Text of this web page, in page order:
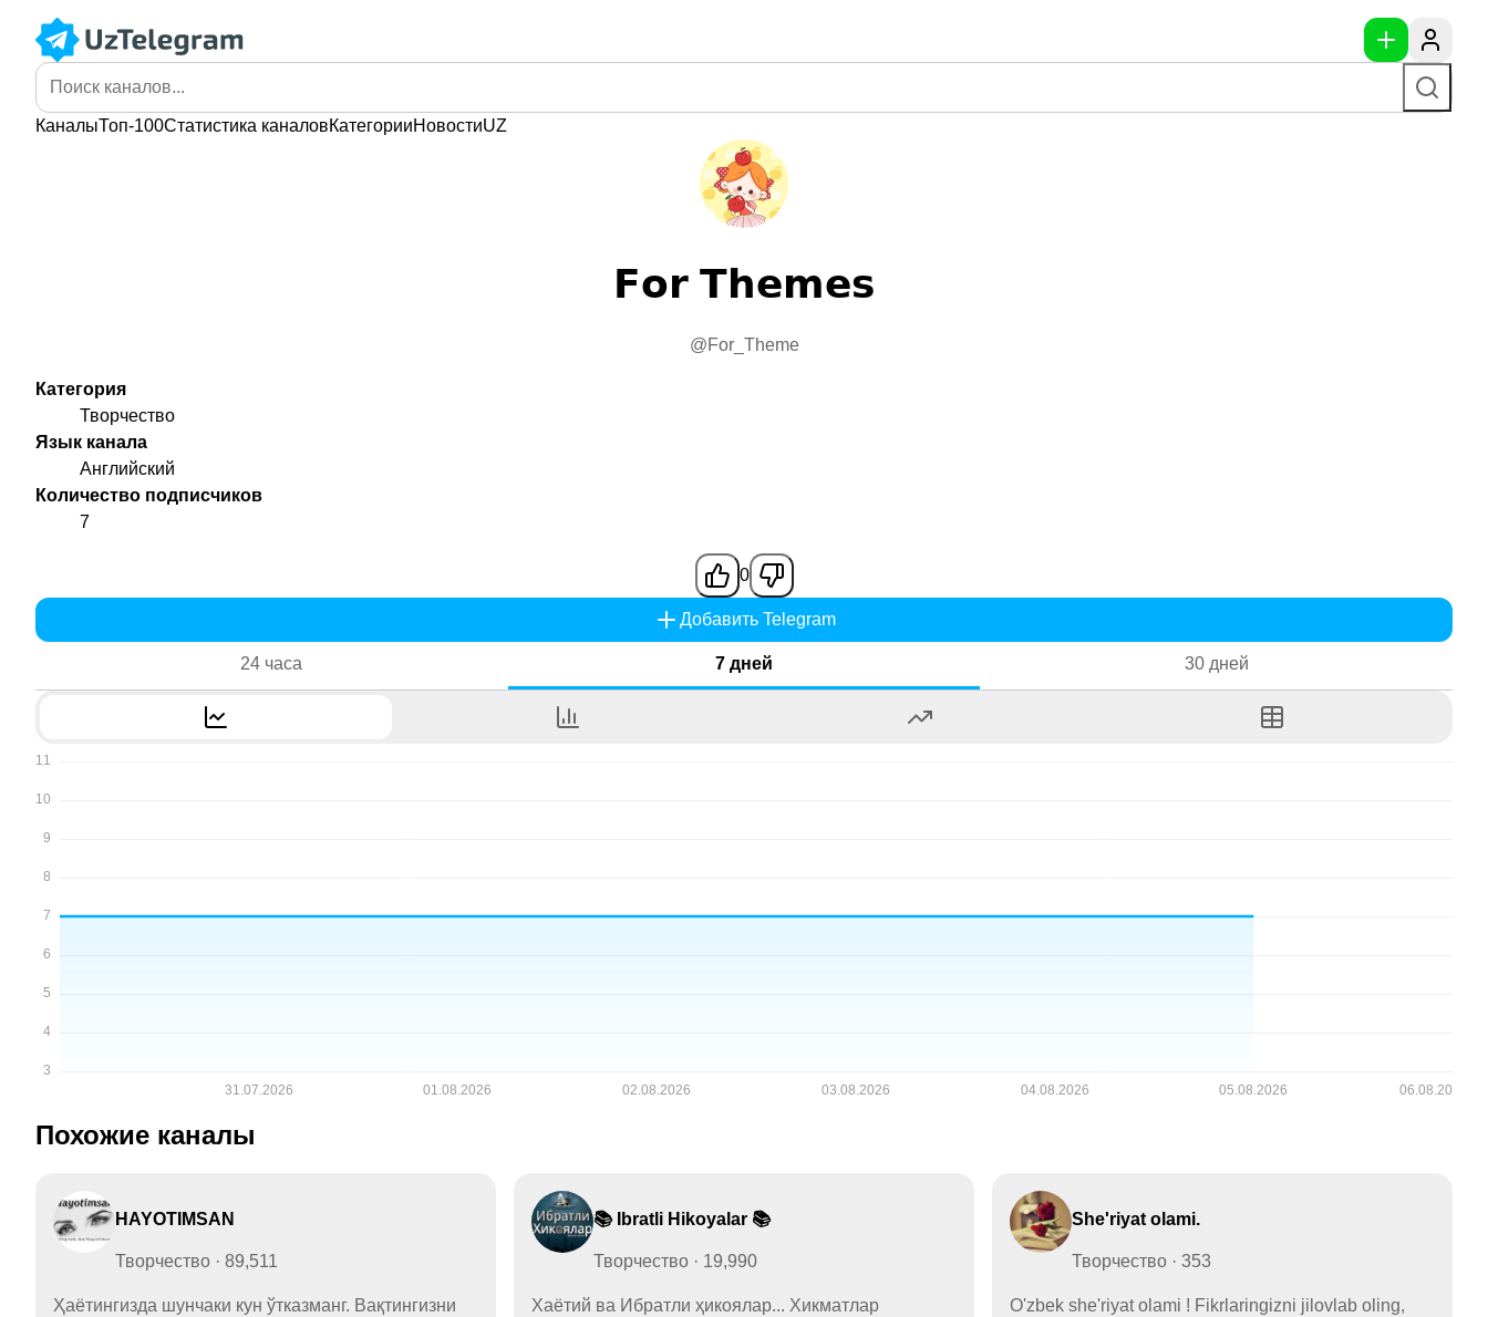
КаналыТоп-100Статистика каналовКатегорииНовостиUZ
𝗙𝗼𝗿 𝗧𝗵𝗲𝗺𝗲𝘀
@For_Theme
Категория
Творчество
Язык канала
Английский
Количество подписчиков
7
0
Добавить Telegram
24 часа 7 дней 30 дней
Похожие каналы
HAYOTIMSAN
Творчество · 89,511
Ҳаётингизда шунчаки кун ўтказманг. Вақтингизни
📚 Ibratli Hikoyalar 📚
Творчество · 19,990
Хаётий ва Ибратли ҳикоялар... Хикматлар
She'riyat olami.
Творчество · 353
O'zbek she'riyat olami ! Fikrlaringizni jilovlab oling,